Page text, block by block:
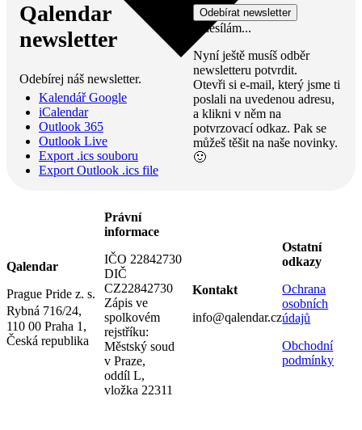
Kalendář Google
iCalendar
Outlook 365
Outlook Live
Export .ics souboru
Export Outlook .ics file
Qalendar
newsletter
Odebírej náš newsletter.
Odesílám...
Nyní ještě musíš odběr
newsletteru potvrdit.
Otevři si e-mail, který jsme ti
poslali na uvedenou adresu,
a klikni v něm na
potvrzovací odkaz. Pak se
můžeš těšit na naše novinky.
🙂
Qalendar
Prague Pride z. s.
Rybná 716/24,
110 00 Praha 1,
Česká republika
Právní
informace
IČO 22842730
DIČ
CZ22842730
Zápis ve
spolkovém
rejstříku:
Městský soud
v Praze,
oddíl L,
vložka 22311
Kontakt
info@qalendar.cz
Ostatní
odkazy
Ochrana
osobních
údajů
Obchodní
podmínky